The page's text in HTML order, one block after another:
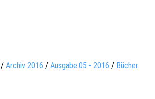
/ Archiv 2016 / Ausgabe 05 - 2016 / Bücher